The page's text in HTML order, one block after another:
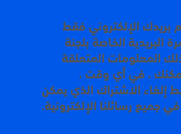
بريدك الإلكتروني فقط
البريدية الخاصة بلجنة
المعلومات المتعلقة
، في أي وقت ،
إلغاء الاشتراك الذي يمكن
جميع رسائلنا الإلكترونية.